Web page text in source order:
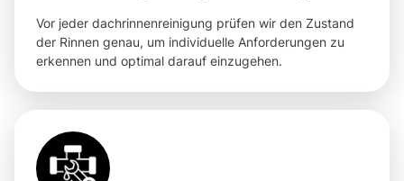
Vor jeder dachrinnenreinigung prüfen wir den Zustand
der Rinnen genau, um individuelle Anforderungen zu
erkennen und optimal darauf einzugehen.